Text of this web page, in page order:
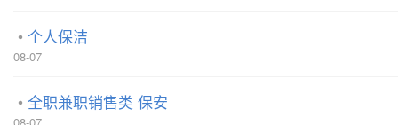
个人保洁
08-07
全职兼职销售类 保安